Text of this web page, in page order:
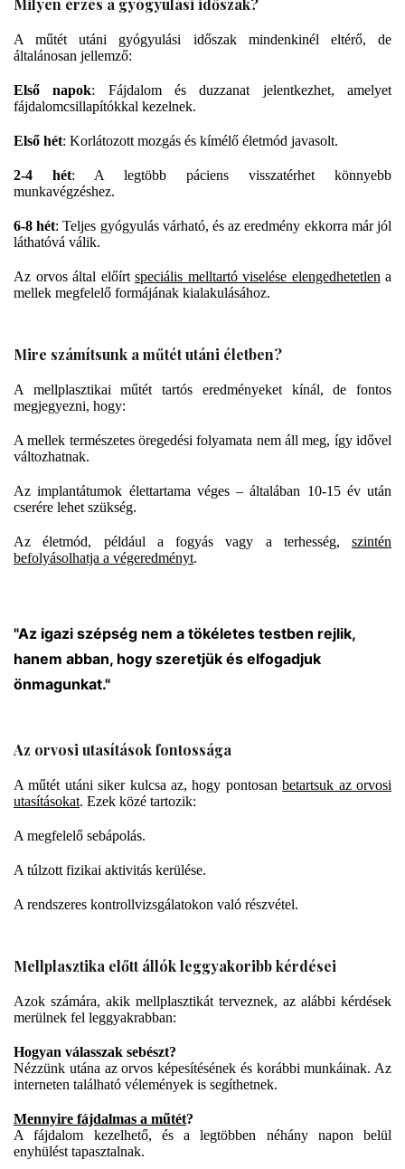
Milyen érzés a gyógyulási időszak?
A műtét utáni gyógyulási időszak mindenkinél eltérő, de
általánosan jellemző:
Első napok: Fájdalom és duzzanat jelentkezhet, amelyet
fájdalomcsillapítókkal kezelnek.
Első hét: Korlátozott mozgás és kímélő életmód javasolt.
2-4 hét: A legtöbb páciens visszatérhet könnyebb
munkavégzéshez.
6-8 hét: Teljes gyógyulás várható, és az eredmény ekkorra már jól
láthatóvá válik.
Az orvos által előírt speciális melltartó viselése elengedhetetlen a
mellek megfelelő formájának kialakulásához.
Mire számítsunk a műtét utáni életben?
A mellplasztikai műtét tartós eredményeket kínál, de fontos
megjegyezni, hogy:
A mellek természetes öregedési folyamata nem áll meg, így idővel
változhatnak.
Az implantátumok élettartama véges – általában 10-15 év után
cserére lehet szükség.
Az életmód, például a fogyás vagy a terhesség, szintén
befolyásolhatja a végeredményt.
"Az igazi szépség nem a tökéletes testben rejlik,
hanem abban, hogy szeretjük és elfogadjuk
önmagunkat."
Az orvosi utasítások fontossága
A műtét utáni siker kulcsa az, hogy pontosanbetartsuk az orvosi
utasításokat. Ezek közé tartozik:
A megfelelő sebápolás.
A túlzott fizikai aktivitás kerülése.
A rendszeres kontrollvizsgálatokon való részvétel.
Mellplasztika előtt állók leggyakoribb kérdései
Azok számára, akik mellplasztikát terveznek, az alábbi kérdések
merülnek fel leggyakrabban:
Hogyan válasszak sebészt?
Nézzünk utána az orvos képesítésének és korábbi munkáinak. Az
interneten található vélemények is segíthetnek.
Mennyire fájdalmas a műtét?
A fájdalom kezelhető, és a legtöbben néhány napon belül
enyhülést tapasztalnak.